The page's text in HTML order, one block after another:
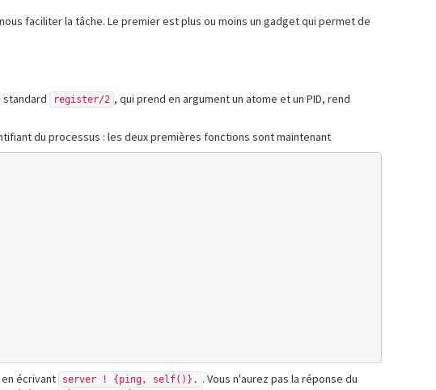
faciliter la tâche. Le premier est plus ou moins un gadget qui permet de
standard register/2 , qui prend en argument un atome et un PID, rend
du processus : les deux premières fonctions sont maintenant
écrivant server ! {ping, self()}. . Vous n'aurez pas la réponse du